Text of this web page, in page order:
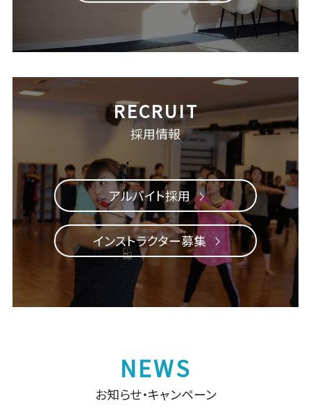
採用情報
アルバイト採用
インストラクター募集
お知らせ・キャンペーン